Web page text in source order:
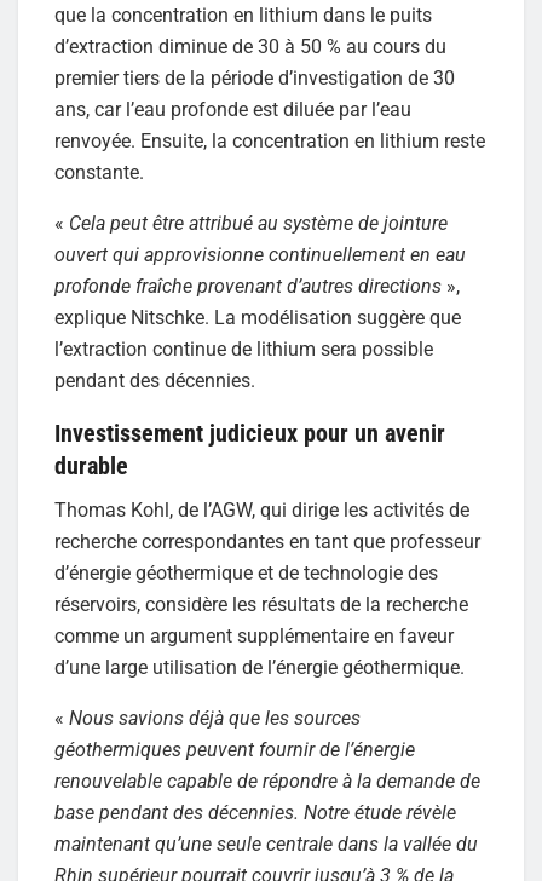
que la concentration en lithium dans le puits
d’extraction diminue de 30 à 50 % au cours du
premier tiers de la période d’investigation de 30
ans, car l’eau profonde est diluée par l’eau
renvoyée. Ensuite, la concentration en lithium reste
constante.
« Cela peut être attribué au système de jointure
ouvert qui approvisionne continuellement en eau
profonde fraîche provenant d’autres directions »,
explique Nitschke. La modélisation suggère que
l’extraction continue de lithium sera possible
pendant des décennies.
Investissement judicieux pour un avenir
durable
Thomas Kohl, de l’AGW, qui dirige les activités de
recherche correspondantes en tant que professeur
d’énergie géothermique et de technologie des
réservoirs, considère les résultats de la recherche
comme un argument supplémentaire en faveur
d’une large utilisation de l’énergie géothermique.
« Nous savions déjà que les sources
géothermiques peuvent fournir de l’énergie
renouvelable capable de répondre à la demande de
base pendant des décennies. Notre étude révèle
maintenant qu’une seule centrale dans la vallée du
Rhin supérieur pourrait couvrir jusqu’à 3 % de la